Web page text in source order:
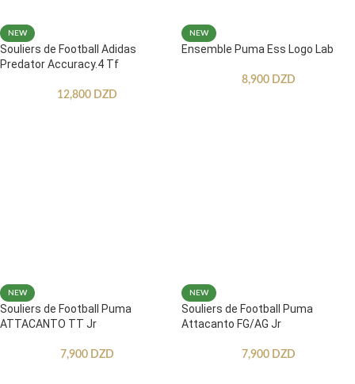
NEW
Souliers de Football Adidas
Predator Accuracy.4 Tf
12,800 DZD
NEW
Ensemble Puma Ess Logo Lab
8,900 DZD
NEW
Souliers de Football Puma
ATTACANTO TT Jr
7,900 DZD
NEW
Souliers de Football Puma
Attacanto FG/AG Jr
7,900 DZD